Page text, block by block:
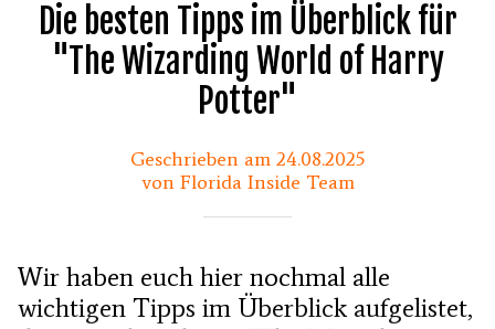
Die besten Tipps im Überblick für
"The Wizarding World of Harry
Potter"
Geschrieben am 24.08.2025
von Florida Inside Team
Wir haben euch hier nochmal alle
wichtigen Tipps im Überblick aufgelistet,